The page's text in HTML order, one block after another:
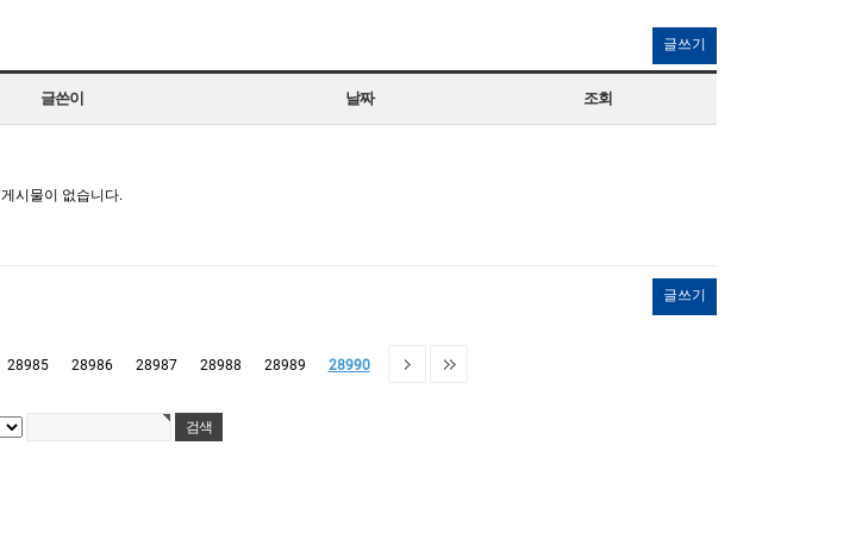
글쓰기
글쓴이 날짜 조회
게시물이 없습니다.
글쓰기
28985 28986 28987 28988 28989 28990